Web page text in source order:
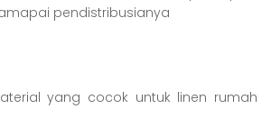
pendistribusianya
yang cocok untuk linen rumah